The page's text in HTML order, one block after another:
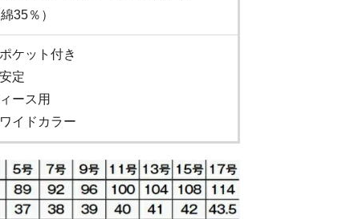
35％）
ケット付き
定
ース用
イドカラー